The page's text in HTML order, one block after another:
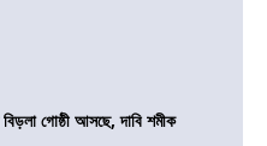
বিড়লা গোষ্ঠী আসছে, দাবি শমীক